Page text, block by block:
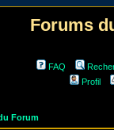
Forums
FAQ
Profil
Forum